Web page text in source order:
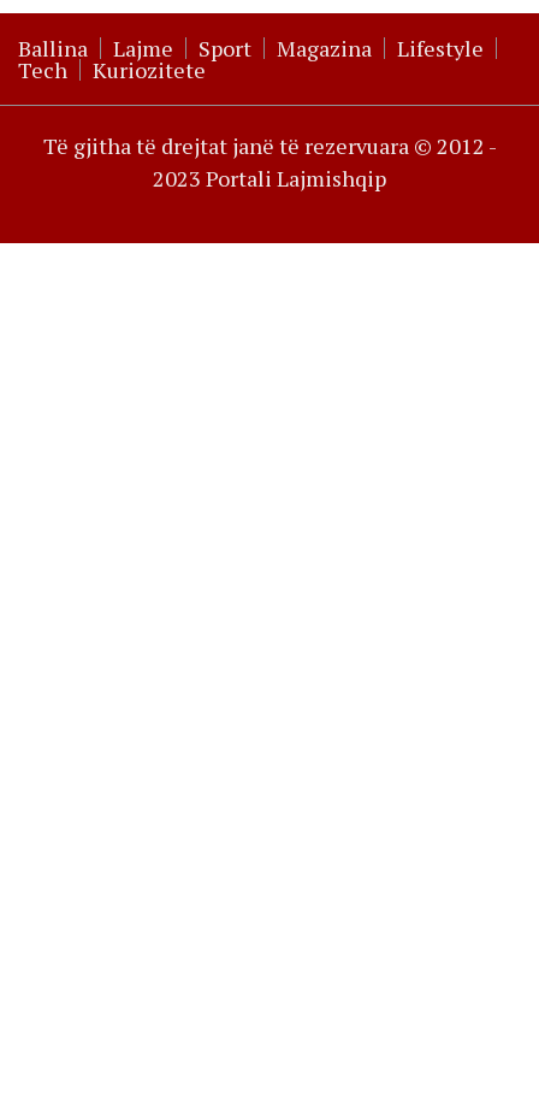
Ballina Lajme Sport Magazina Lifestyle
Tech Kuriozitete
Të gjitha të drejtat janë të rezervuara © 2012 -
2023 Portali Lajmishqip